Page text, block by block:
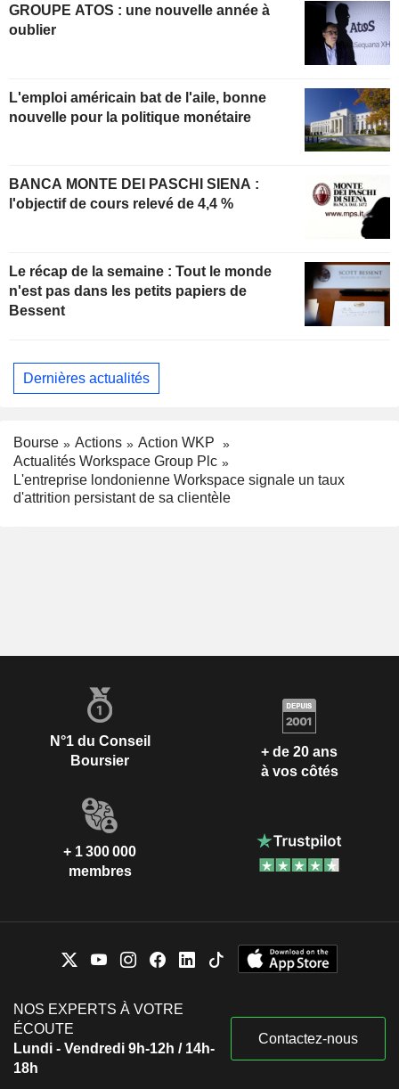
GROUPE ATOS : une nouvelle année à
oublier
L'emploi américain bat de l'aile, bonne
nouvelle pour la politique monétaire
BANCA MONTE DEI PASCHI SIENA :
l'objectif de cours relevé de 4,4 %
Le récap de la semaine : Tout le monde
n'est pas dans les petits papiers de
Bessent
Dernières actualités
Bourse Actions
Action WKP
Actualités Workspace Group Plc
L'entreprise londonienne Workspace signale un taux
d'attrition persistant de sa clientèle
N°1 du Conseil
Boursier
+ de 20 ans
à vos côtés
+ 1 300 000
membres
NOS EXPERTS À VOTRE
ÉCOUTE
Lundi - Vendredi 9h-12h / 14h-
18h
Contactez-nous